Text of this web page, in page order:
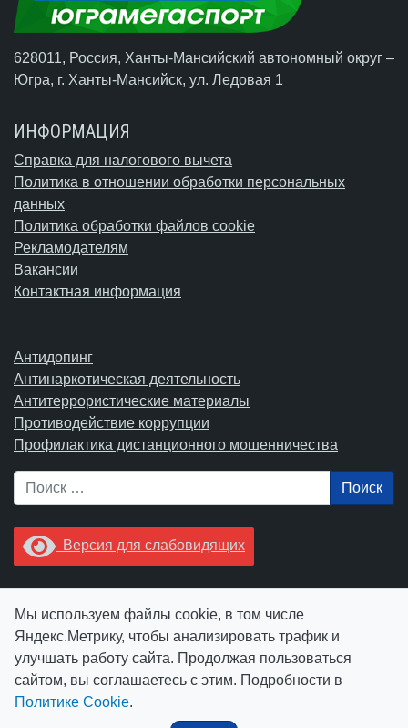
628011, Россия, Ханты-Мансийский автономный округ –
Югра, г. Ханты-Мансийск, ул. Ледовая 1
ИНФОРМАЦИЯ
Справка для налогового вычета
Политика в отношении обработки персональных
данных
Политика обработки файлов cookie
Рекламодателям
Вакансии
Контактная информация
Антидопинг
Антинаркотическая деятельность
Антитеррористические материалы
Противодействие коррупции
Профилактика дистанционного мошенничества
Поиск
Версия для слабовидящих
Ctrl+Enter.
© АУ "ЮграМегаСпорт" 2026
Мы используем файлы cookie, в том числе
Яндекс.Метрику, чтобы анализировать трафик и
улучшать работу сайта. Продолжая пользоваться
сайтом, вы соглашаетесь с этим. Подробности в
Политике Cookie.